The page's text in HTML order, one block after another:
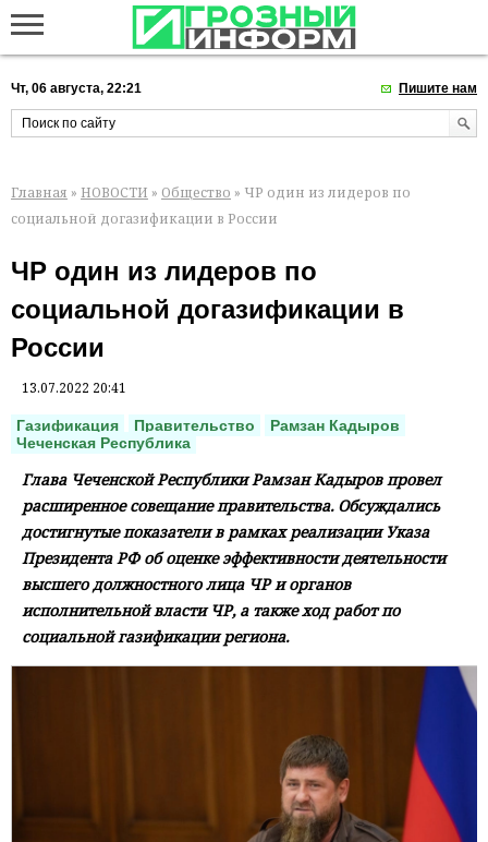
Чт, 06 августа, 22:21 Пишите нам
Главная » НОВОСТИ » Общество » ЧР один из лидеров по
социальной догазификации в России
ЧР один из лидеров по
социальной догазификации в
России
13.07.2022 20:41
Газификация Правительство
Рамзан Кадыров
Чеченская Республика
Глава Чеченской Республики Рамзан Кадыров провел
расширенное совещание правительства. Обсуждались
достигнутые показатели в рамках реализации Указа
Президента РФ об оценке эффективности деятельности
высшего должностного лица ЧР и органов
исполнительной власти ЧР, а также ход работ по
социальной газификации региона.